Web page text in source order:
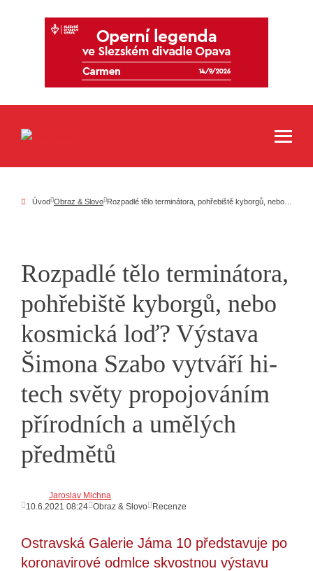
Úvod Obraz & Slovo
Rozpadlé tělo terminátora,
pohřebiště kyborgů, nebo
kosmická loď? Výstava
Šimona Szabo vytváří hi-
tech světy propojováním
přírodních a umělých
předmětů
Jaroslav Michna
10.6.2021 08:24 Obraz & Slovo Recenze
Ostravská Galerie Jáma 10 představuje po
koronavirové odmlce skvostnou výstavu